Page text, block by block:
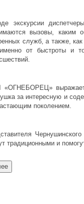
экскурсии
вызовы, каким
служб, а также,
от быстроты и
выражает
за интересную и
поколением.
традиционными и